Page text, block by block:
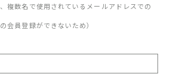
複数名で使用されているメールアドレスでの
会員登録ができないため）